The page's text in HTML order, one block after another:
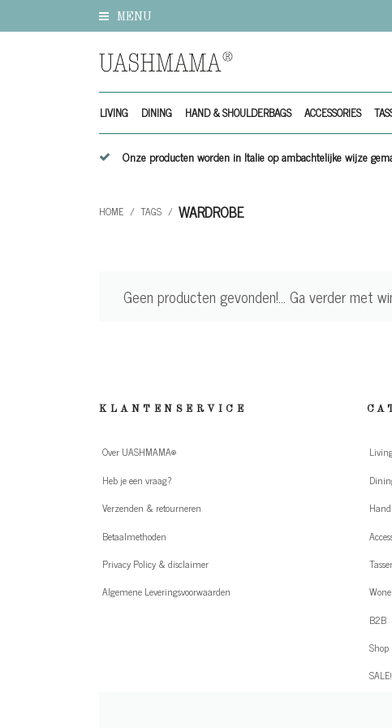
MENU
LIVING DINING HAND & SHOULDERBAGS ACCESSORIES
Onze producten worden in Italie op ambachtelijke wijze
HOME / TAGS / WARDROBE
Geen producten gevonden!... Ga verder met
KLANTENSERVICE
Over UASHMAMA®
Heb je een vraag?
Verzenden & retourneren
Betaalmethoden
Privacy Policy & disclaimer
Algemene Leveringsvoorwaarden
B2B
Shop
SALE!